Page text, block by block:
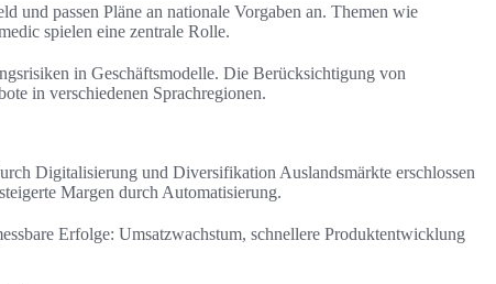
und passen Pläne an nationale Vorgaben an. Themen wie
spielen eine zentrale Rolle.
in Geschäftsmodelle. Die Berücksichtigung von
in verschiedenen Sprachregionen.
Digitalisierung und Diversifikation Auslandsmärkte erschlossen
Margen durch Automatisierung.
Erfolge: Umsatzwachstum, schnellere Produktentwicklung